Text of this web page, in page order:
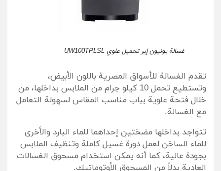
غسالة يونيون إير تحميل علوي UW100TPLSL
تقدم الغسالة للأسواق المصرية باللون الأبيض،
وتستطيع تحمل 10 كيلو جرام من الملابس بداخلها، من
خلال فتحة علوية بباب مناسب المقاس لسهولة التعامل
مع الغسالة.
تتواجد بداخلها مضختين إحداهما للماء البارد والأخرى
للماء الساخن لعمل دورة غسيل كاملة وتنظيف الملابس
بجودة عالية، كما أنه يمكن استخدام مسحوق الغسالات
العادية بدلاً من المسحوق الأوتوماتيك.